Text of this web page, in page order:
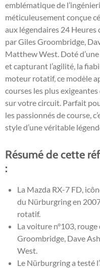
emblématique de
méticuleusement conçue
aux légendaires 24
par Giles Groombridge,
Matthew West. Doté
et capturant l’agilité, la
moteur rotatif, ce modèle
courses les plus
sur votre circuit. Parfait
les passionnés de course,
style d’une véritable
Résumé de cette
:
La Mazda RX-7 FD,
du Nürburgring en
rotatif.
La voiture n°103,
Groombridge, Dave
West.
Le Nürburgring a testé